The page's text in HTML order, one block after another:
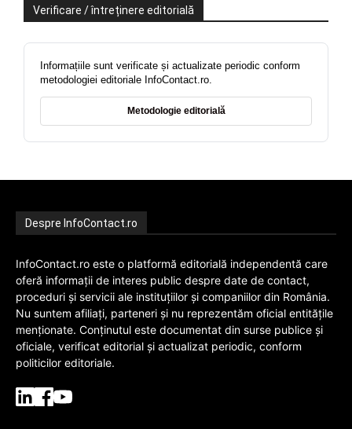
Verificare / întreținere editorială
Informațiile sunt verificate și actualizate periodic conform
metodologiei editoriale InfoContact.ro.
Metodologie editorială
Despre InfoContact.ro
InfoContact.ro este o platformă editorială independentă care
oferă informații de interes public despre date de contact,
proceduri și servicii ale instituțiilor și companiilor din România.
Nu suntem afiliați, parteneri și nu reprezentăm oficial entitățile
menționate. Conținutul este documentat din surse publice și
oficiale, verificat editorial și actualizat periodic, conform
politicilor editoriale.